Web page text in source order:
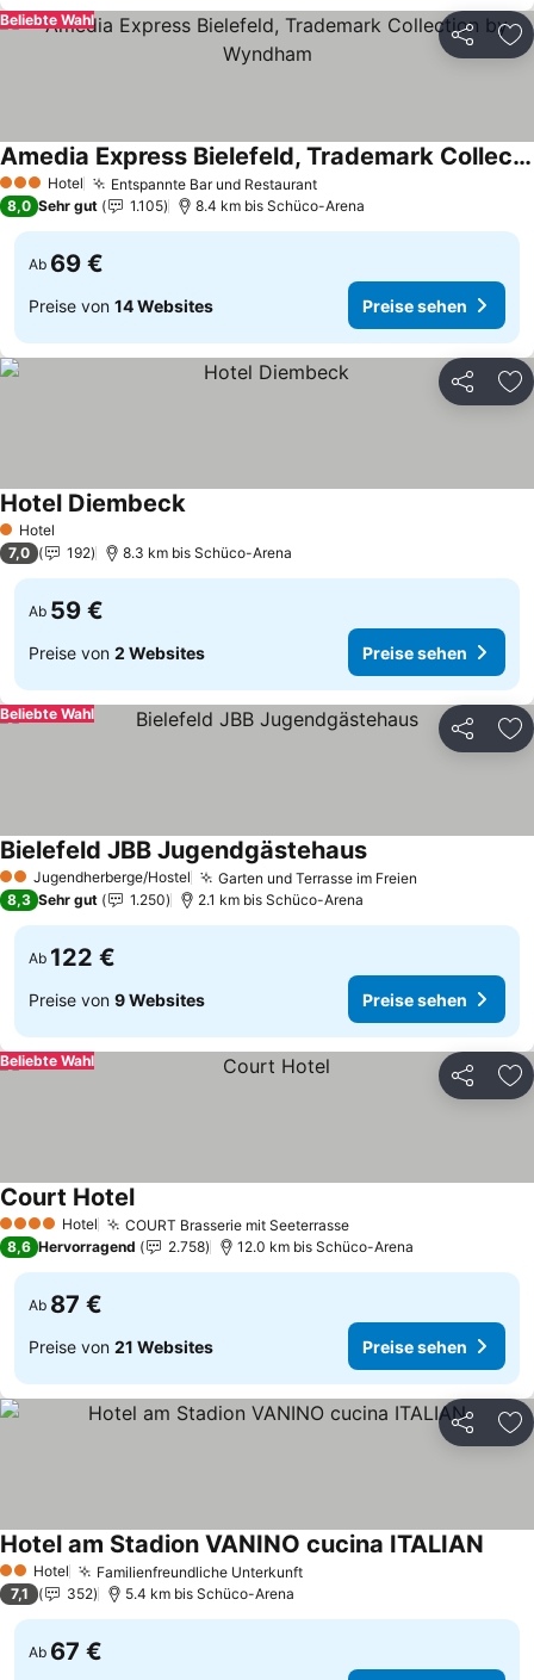
Teilen
Beliebte Wahl
3 SterneHotel Entspannte Bar und Restaurant
Amedia Express Bielefeld, Trademark Collection by Wyndham
8,0 Sehr gut 1.105 8.4 km bis Schüco-Arena
Ab 69 €
Preise von 14 Websites Preise sehen
Teilen
1 Sterne
Hotel
Hotel Diembeck
7,0 192 8.3 km bis Schüco-Arena
Ab 59 €
Preise von 2 Websites Preise sehen
Teilen
Beliebte Wahl
2 SterneJugendherberge/Hostel Garten und Terrasse im Freien
Bielefeld JBB Jugendgästehaus
8,3 Sehr gut 1.250 2.1 km bis Schüco-Arena
Ab 122 €
Preise von 9 Websites Preise sehen
Teilen
Beliebte Wahl
4 Sterne Hotel COURT Brasserie mit Seeterrasse
Court Hotel
8,6 Hervorragend 2.758 12.0 km bis Schüco-Arena
Ab 87 €
Preise von 21 Websites Preise sehen
Teilen
2 Sterne
Hotel Familienfreundliche Unterkunft
Hotel am Stadion VANINO cucina ITALIAN
7,1 352 5.4 km bis Schüco-Arena
Ab 67 €